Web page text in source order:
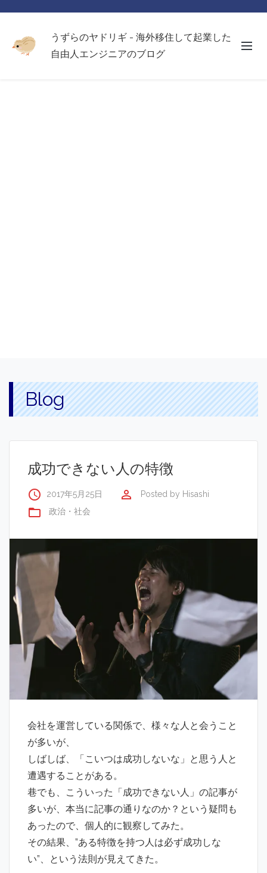
うずらのヤドリギ - 海外移住して起業した
自由人エンジニアのブログ
Blog
成功できない人の特徴
access_time 2017年5月25日 perm_identity Posted by Hisashi
folder_open 政治・社会
会社を運営している関係で、様々な人と会うこと
が多いが、
しばしば、「こいつは成功しないな」と思う人と
遭遇することがある。
巷でも、こういった「成功できない人」の記事が
多いが、本当に記事の通りなのか？という疑問も
あったので、個人的に観察してみた。
その結果、”ある特徴を持つ人は必ず成功しな
い”、という法則が見えてきた。